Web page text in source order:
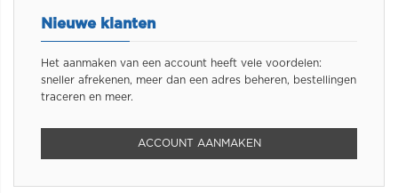
Nieuwe klanten
Het aanmaken van een account heeft vele voordelen:
sneller afrekenen, meer dan een adres beheren, bestellingen
traceren en meer.
ACCOUNT AANMAKEN